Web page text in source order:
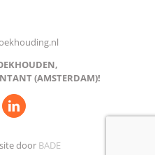
(AMSTERDAM)!
door BADE